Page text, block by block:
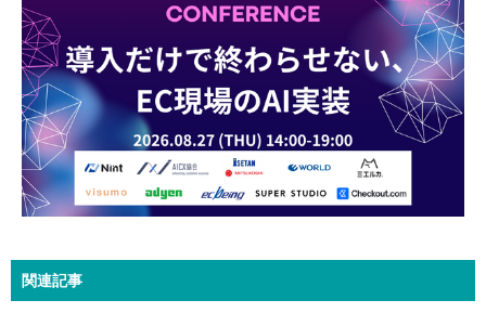
関連記事